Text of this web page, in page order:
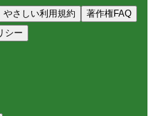
やさしい利用規約
著作権FAQ
シー